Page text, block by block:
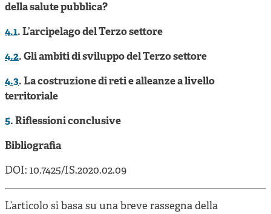
della salute pubblica?
4.1. L’arcipelago del Terzo settore
4.2. Gli ambiti di sviluppo del Terzo settore
4.3. La costruzione di reti e alleanze a livello
territoriale
5. Riflessioni conclusive
Bibliografia
DOI: 10.7425/IS.2020.02.09
L’articolo si basa su una breve rassegna della